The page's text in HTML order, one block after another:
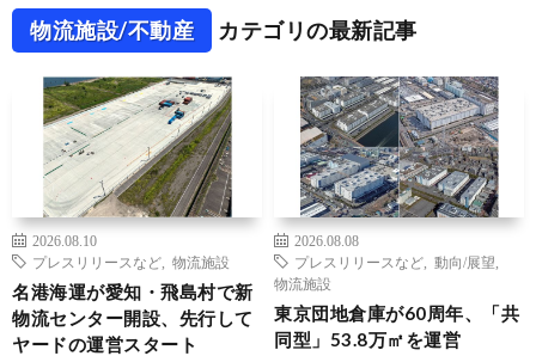
物流施設/不動産 カテゴリの最新記事
2026.08.10
プレスリリースなど
物流施設
名港海運が愛知・飛島村で新
物流センター開設、先行して
ヤードの運営スタート
2026.08.08
プレスリリースなど
動向/展望
物流施設
東京団地倉庫が60周年、「共
同型」53.8万㎡を運営